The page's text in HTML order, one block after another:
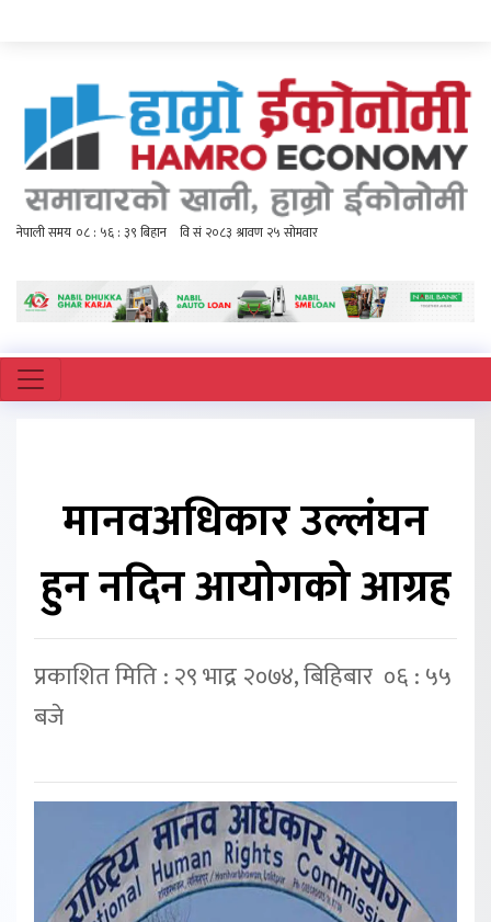
मानवअधिकार उल्लंघन
हुन नदिन आयोगको आग्रह
प्रकाशित मिति : २९ भाद्र २०७४, बिहिबार ०६ : ५५
बजे